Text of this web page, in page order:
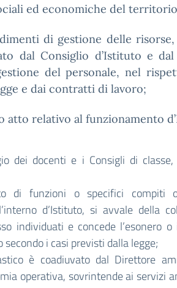
ed economiche del
di gestione delle
dal Consiglio d’Istituto e
del personale, nel
e dai contratti di lavoro;
atto relativo al funzionamento
dei docenti e i Consigli di
di funzioni o specifici compiti
d’Istituto, si avvale della
individuati e concede l’esonero
secondo i casi previsti dalla legge;
è coadiuvato dal Direttore
operativa, sovrintende ai servizi